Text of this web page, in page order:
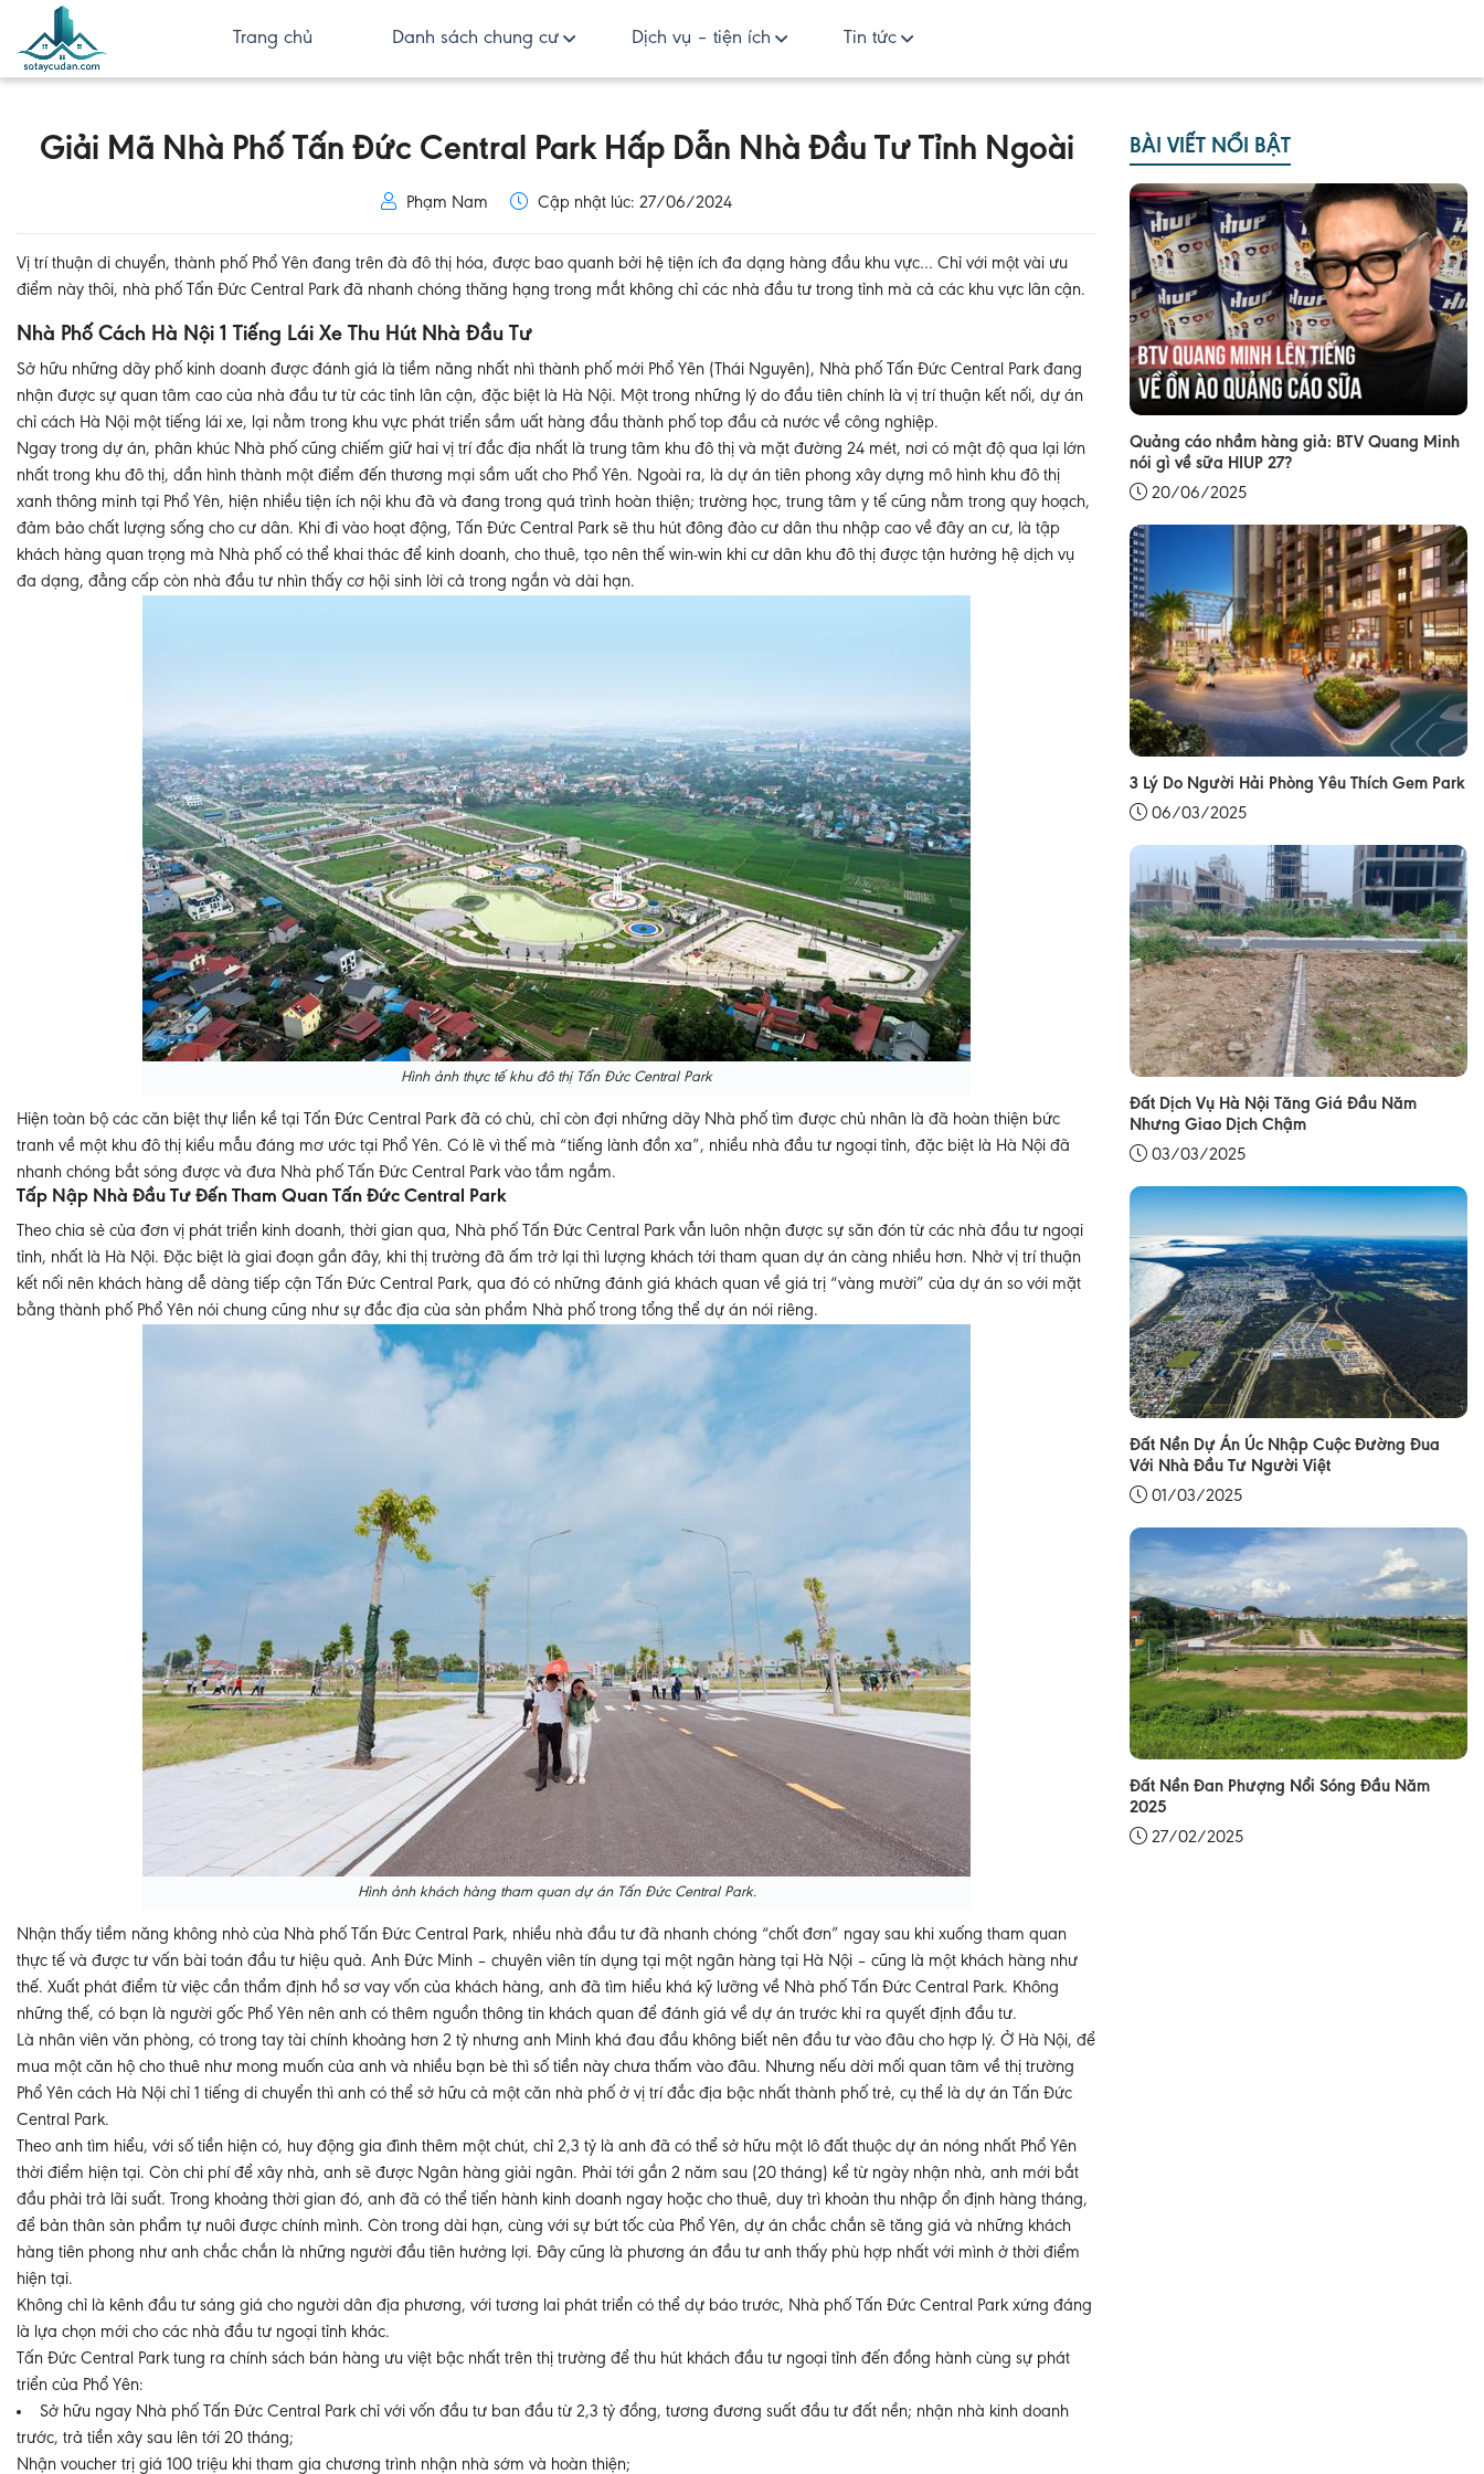
Trang chủ Danh sách chung cư Dịch vụ – tiện ích Tin tức
Giải Mã Nhà Phố Tấn Đức Central Park Hấp Dẫn Nhà Đầu Tư Tỉnh Ngoài
Phạm Nam Cập nhật lúc: 27/06/2024
Vị trí thuận di chuyển, thành phố Phổ Yên đang trên đà đô thị hóa, được bao quanh bởi hệ tiện ích đa dạng hàng đầu khu vực… Chỉ với một vài ưu
điểm này thôi, nhà phố Tấn Đức Central Park đã nhanh chóng thăng hạng trong mắt không chỉ các nhà đầu tư trong tỉnh mà cả các khu vực lân cận.
Nhà Phố Cách Hà Nội 1 Tiếng Lái Xe Thu Hút Nhà Đầu Tư
Sở hữu những dãy phố kinh doanh được đánh giá là tiềm năng nhất nhì thành phố mới Phổ Yên (Thái Nguyên), Nhà phố Tấn Đức Central Park đang
nhận được sự quan tâm cao của nhà đầu tư từ các tỉnh lân cận, đặc biệt là Hà Nội. Một trong những lý do đầu tiên chính là vị trí thuận kết nối, dự án
chỉ cách Hà Nội một tiếng lái xe, lại nằm trong khu vực phát triển sầm uất hàng đầu thành phố top đầu cả nước về công nghiệp.
Ngay trong dự án, phân khúc Nhà phố cũng chiếm giữ hai vị trí đắc địa nhất là trung tâm khu đô thị và mặt đường 24 mét, nơi có mật độ qua lại lớn
nhất trong khu đô thị, dần hình thành một điểm đến thương mại sầm uất cho Phổ Yên. Ngoài ra, là dự án tiên phong xây dựng mô hình khu đô thị
xanh thông minh tại Phổ Yên, hiện nhiều tiện ích nội khu đã và đang trong quá trình hoàn thiện; trường học, trung tâm y tế cũng nằm trong quy hoạch,
đảm bảo chất lượng sống cho cư dân. Khi đi vào hoạt động, Tấn Đức Central Park sẽ thu hút đông đảo cư dân thu nhập cao về đây an cư, là tập
khách hàng quan trọng mà Nhà phố có thể khai thác để kinh doanh, cho thuê, tạo nên thế win-win khi cư dân khu đô thị được tận hưởng hệ dịch vụ
đa dạng, đẳng cấp còn nhà đầu tư nhìn thấy cơ hội sinh lời cả trong ngắn và dài hạn.
Hình ảnh thực tế khu đô thị Tấn Đức Central Park
Hiện toàn bộ các căn biệt thự liền kề tại Tấn Đức Central Park đã có chủ, chỉ còn đợi những dãy Nhà phố tìm được chủ nhân là đã hoàn thiện bức
tranh về một khu đô thị kiểu mẫu đáng mơ ước tại Phổ Yên. Có lẽ vì thế mà “tiếng lành đồn xa”, nhiều nhà đầu tư ngoại tỉnh, đặc biệt là Hà Nội đã
nhanh chóng bắt sóng được và đưa Nhà phố Tấn Đức Central Park vào tầm ngắm.
Tấp Nập Nhà Đầu Tư Đến Tham Quan Tấn Đức Central Park
Theo chia sẻ của đơn vị phát triển kinh doanh, thời gian qua, Nhà phố Tấn Đức Central Park vẫn luôn nhận được sự săn đón từ các nhà đầu tư ngoại
tỉnh, nhất là Hà Nội. Đặc biệt là giai đoạn gần đây, khi thị trường đã ấm trở lại thì lượng khách tới tham quan dự án càng nhiều hơn. Nhờ vị trí thuận
kết nối nên khách hàng dễ dàng tiếp cận Tấn Đức Central Park, qua đó có những đánh giá khách quan về giá trị “vàng mười” của dự án so với mặt
bằng thành phố Phổ Yên nói chung cũng như sự đắc địa của sản phẩm Nhà phố trong tổng thể dự án nói riêng.
Hình ảnh khách hàng tham quan dự án Tấn Đức Central Park.
Nhận thấy tiềm năng không nhỏ của Nhà phố Tấn Đức Central Park, nhiều nhà đầu tư đã nhanh chóng “chốt đơn” ngay sau khi xuống tham quan
thực tế và được tư vấn bài toán đầu tư hiệu quả. Anh Đức Minh – chuyên viên tín dụng tại một ngân hàng tại Hà Nội – cũng là một khách hàng như
thế. Xuất phát điểm từ việc cần thẩm định hồ sơ vay vốn của khách hàng, anh đã tìm hiểu khá kỹ lưỡng về Nhà phố Tấn Đức Central Park. Không
những thế, có bạn là người gốc Phổ Yên nên anh có thêm nguồn thông tin khách quan để đánh giá về dự án trước khi ra quyết định đầu tư.
Là nhân viên văn phòng, có trong tay tài chính khoảng hơn 2 tỷ nhưng anh Minh khá đau đầu không biết nên đầu tư vào đâu cho hợp lý. Ở Hà Nội, để
mua một căn hộ cho thuê như mong muốn của anh và nhiều bạn bè thì số tiền này chưa thấm vào đâu. Nhưng nếu dời mối quan tâm về thị trường
Phổ Yên cách Hà Nội chỉ 1 tiếng di chuyển thì anh có thể sở hữu cả một căn nhà phố ở vị trí đắc địa bậc nhất thành phố trẻ, cụ thể là dự án Tấn Đức
Central Park.
Theo anh tìm hiểu, với số tiền hiện có, huy động gia đình thêm một chút, chỉ 2,3 tỷ là anh đã có thể sở hữu một lô đất thuộc dự án nóng nhất Phổ Yên
thời điểm hiện tại. Còn chi phí để xây nhà, anh sẽ được Ngân hàng giải ngân. Phải tới gần 2 năm sau (20 tháng) kể từ ngày nhận nhà, anh mới bắt
đầu phải trả lãi suất. Trong khoảng thời gian đó, anh đã có thể tiến hành kinh doanh ngay hoặc cho thuê, duy trì khoản thu nhập ổn định hàng tháng,
để bản thân sản phẩm tự nuôi được chính mình. Còn trong dài hạn, cùng với sự bứt tốc của Phổ Yên, dự án chắc chắn sẽ tăng giá và những khách
hàng tiên phong như anh chắc chắn là những người đầu tiên hưởng lợi. Đây cũng là phương án đầu tư anh thấy phù hợp nhất với mình ở thời điểm
hiện tại.
Không chỉ là kênh đầu tư sáng giá cho người dân địa phương, với tương lai phát triển có thể dự báo trước, Nhà phố Tấn Đức Central Park xứng đáng
là lựa chọn mới cho các nhà đầu tư ngoại tỉnh khác.
Tấn Đức Central Park tung ra chính sách bán hàng ưu việt bậc nhất trên thị trường để thu hút khách đầu tư ngoại tỉnh đến đồng hành cùng sự phát
triển của Phổ Yên:
Sở hữu ngay Nhà phố Tấn Đức Central Park chỉ với vốn đầu tư ban đầu từ 2,3 tỷ đồng, tương đương suất đầu tư đất nền; nhận nhà kinh doanh
trước, trả tiền xây sau lên tới 20 tháng;
Nhận voucher trị giá 100 triệu khi tham gia chương trình nhận nhà sớm và hoàn thiện;
BÀI VIẾT NỔI BẬT
Quảng cáo nhầm hàng giả: BTV Quang Minh
nói gì về sữa HIUP 27?
20/06/2025
3 Lý Do Người Hải Phòng Yêu Thích Gem Park
06/03/2025
Đất Dịch Vụ Hà Nội Tăng Giá Đầu Năm
Nhưng Giao Dịch Chậm
03/03/2025
Đất Nền Dự Án Úc Nhập Cuộc Đường Đua
Với Nhà Đầu Tư Người Việt
01/03/2025
Đất Nền Đan Phượng Nổi Sóng Đầu Năm
2025
27/02/2025